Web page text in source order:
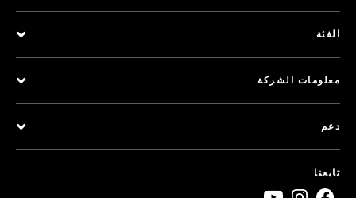
الفئة
معلومات الشركة
دعم
تابعنا